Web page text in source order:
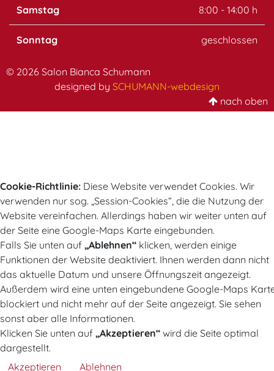
Samstag 8:00 - 14:00 h
Sonntag geschlossen
© 2026 Salon Bianca Schumann
designed by SCHUMANN-webdesign
nach oben
Cookie-Richtlinie: Diese Website verwendet Cookies. Wir
verwenden nur sog. „Session-Cookies“, die die Nutzung der
Website vereinfachen. Allerdings haben wir weiter unten auf
der Seite eine Google-Maps Karte eingebunden.
Falls Sie unten auf „Ablehnen“ klicken, werden einige
Funktionen der Website deaktiviert. Ihnen werden dann nicht
das aktuelle Datum und unsere Öffnungszeit angezeigt.
Außerdem wird eine unten eingebundene Google-Maps
blockiert und nicht mehr auf der Seite angezeigt. Sie sehen
sonst aber alle Informationen.
Klicken Sie unten auf „Akzeptieren“ wird die Seite optimal
dargestellt.
Akzeptieren
Ablehnen